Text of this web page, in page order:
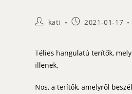
Postkati
Post2021-01-17
Télies hangulatú terítők,
illenek.
Nos, a terítők, amelyről